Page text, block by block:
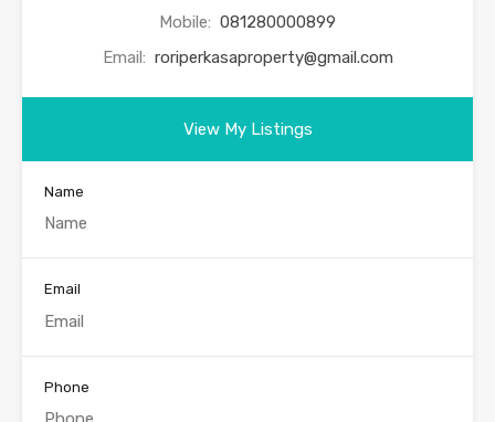
Mobile: 081280000899
Email: roriperkasaproperty@gmail.com
View My Listings
Name
Email
Phone